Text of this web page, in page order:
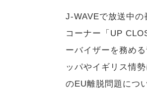
J-WAVEで放送中
コーナー「UP
ーバイザーを務め
ッパやイギリス情
のEU離脱問題につ